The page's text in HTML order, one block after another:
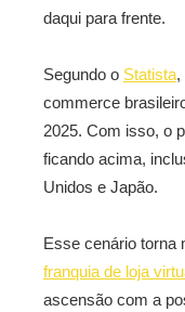
daqui para frente.
Segundo o Statista,
commerce
2025. Com isso, o
ficando acima,
Unidos e Japão.
Esse cenário torna
franquia de loja
ascensão com a